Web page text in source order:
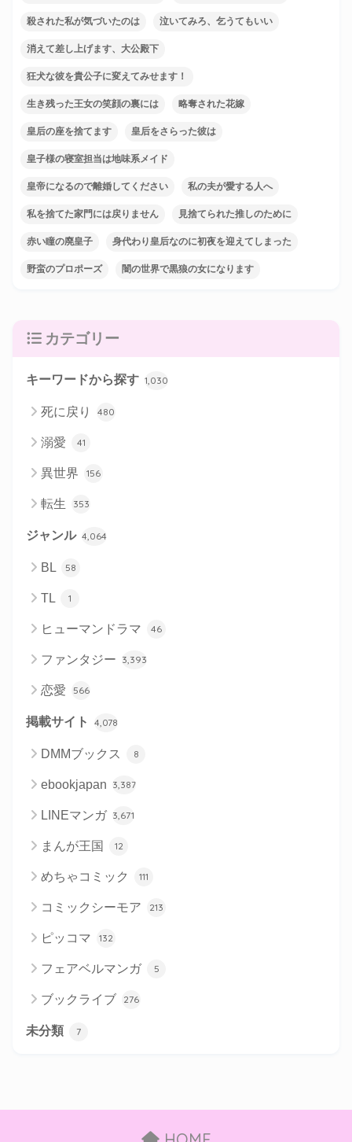
殺された私が気づいたのは 泣いてみろ、乞うてもいい
消えて差し上げます、大公殿下
狂犬な彼を貴公子に変えてみせます！
生き残った王女の笑顔の裏には 略奪された花嫁
皇后の座を捨てます 皇后をさらった彼は
皇子様の寝室担当は地味系メイド
皇帝になるので離婚してください 私の夫が愛する人へ
私を捨てた家門には戻りません 見捨てられた推しのために
赤い瞳の廃皇子 身代わり皇后なのに初夜を迎えてしまった
野蛮のプロポーズ 闇の世界で黒狼の女になります
カテゴリー
キーワードから探す 1,030
死に戻り 480
溺愛 41
異世界 156
転生 353
ジャンル 4,064
BL 58
TL 1
ヒューマンドラマ 46
ファンタジー 3,393
恋愛 566
掲載サイト 4,078
DMMブックス 8
ebookjapan 3,387
LINEマンガ 3,671
まんが王国 12
めちゃコミック 111
コミックシーモア 213
ピッコマ 132
フェアベルマンガ 5
ブックライブ 276
未分類 7